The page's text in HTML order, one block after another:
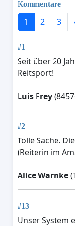
Kommentare
1 2 3
#1
Seit über 20
Reitsport!
Luis Frey
#2
Tolle Sache.
(Reiterin im
Alice Warnke
#13
Unser System